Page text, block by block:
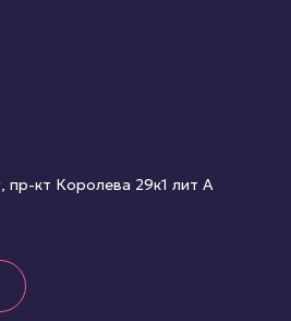
пр-кт Королева 29к1 лит А